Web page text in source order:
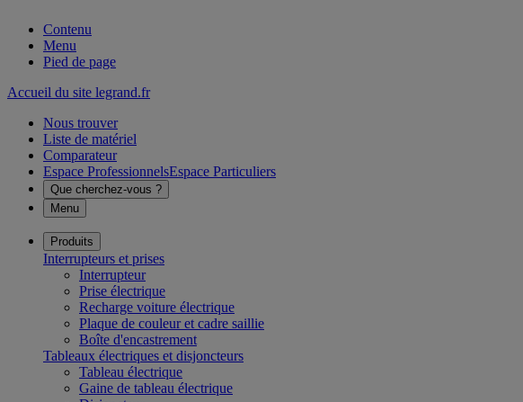
Contenu
Menu
Pied de page
Accueil du site legrand.fr
Nous trouver
Liste de matériel
Comparateur
Espace ProfessionnelsEspace Particuliers
Que cherchez-vous ?
Menu
Produits
Interrupteurs et prises
Interrupteur
Prise électrique
Recharge voiture électrique
Plaque de couleur et cadre saillie
Boîte d'encastrement
Tableaux électriques et disjoncteurs
Tableau électrique
Gaine de tableau électrique